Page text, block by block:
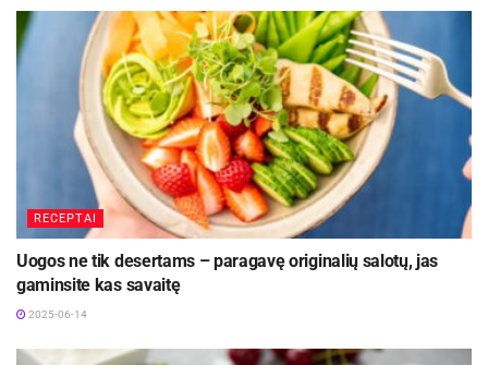
RECEPTAI
Uogos ne tik desertams – paragavę originalių salotų, jas
gaminsite kas savaitę
2025-06-14